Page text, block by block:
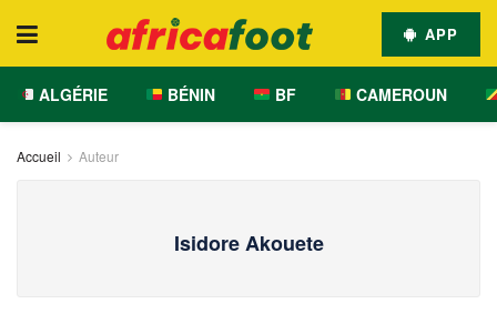
APP
ALGÉRIE BÉNIN BF CAMEROUN
Accueil Auteur
Isidore Akouete